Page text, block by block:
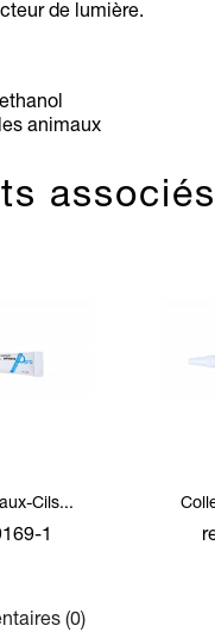
de lumière.
animaux
associés
Cils...
1
(0)